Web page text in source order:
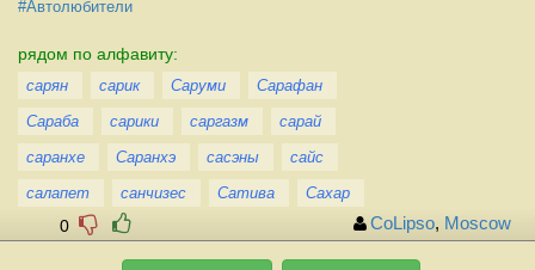
#Автолюбители
рядом по алфавиту:
сарян сарик Саруми
Сарафан
Сараба
сарики саргазм
сарай
саранхе
Саранхэ сасэны
сайс
салапет
санчизес Сатива Сахар
0 CoLipso, Moscow